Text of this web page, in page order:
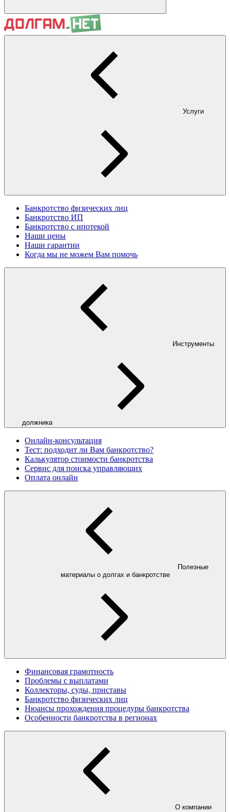
Услуги
Банкротство физических лиц
Банкротство ИП
Банкротство с ипотекой
Наши цены
Наши гарантии
Когда мы не можем Вам помочь
Инструменты
должника
Онлайн-консультация
Тест: подходит ли Вам банкротство?
Калькулятор стоимости банкротства
Сервис для поиска управляющих
Оплата онлайн
Полезные
материалы о долгах и банкротстве
Финансовая грамотность
Проблемы с выплатами
Коллекторы, суды, приставы
Банкротство физических лиц
Нюансы прохождения процедуры банкротства
Особенности банкротства в регионах
О компании